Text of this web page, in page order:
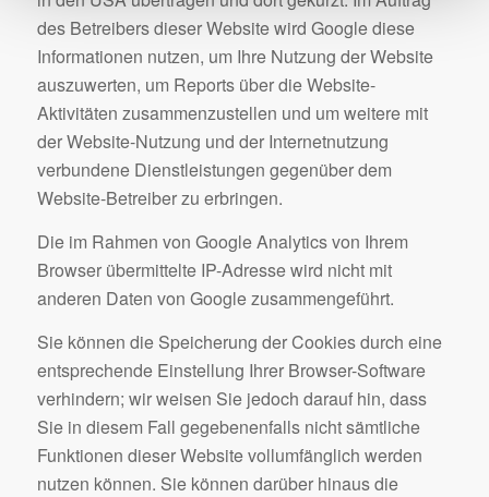
des Betreibers dieser Website wird Google diese
Informationen nutzen, um Ihre Nutzung der Website
auszuwerten, um Reports über die Website-
Aktivitäten zusammenzustellen und um weitere mit
der Website-Nutzung und der Internetnutzung
verbundene Dienstleistungen gegenüber dem
Website-Betreiber zu erbringen.
Die im Rahmen von Google Analytics von Ihrem
Browser übermittelte IP-Adresse wird nicht mit
anderen Daten von Google zusammengeführt.
Sie können die Speicherung der Cookies durch eine
entsprechende Einstellung Ihrer Browser-Software
verhindern; wir weisen Sie jedoch darauf hin, dass
Sie in diesem Fall gegebenenfalls nicht sämtliche
Funktionen dieser Website vollumfänglich werden
nutzen können. Sie können darüber hinaus die